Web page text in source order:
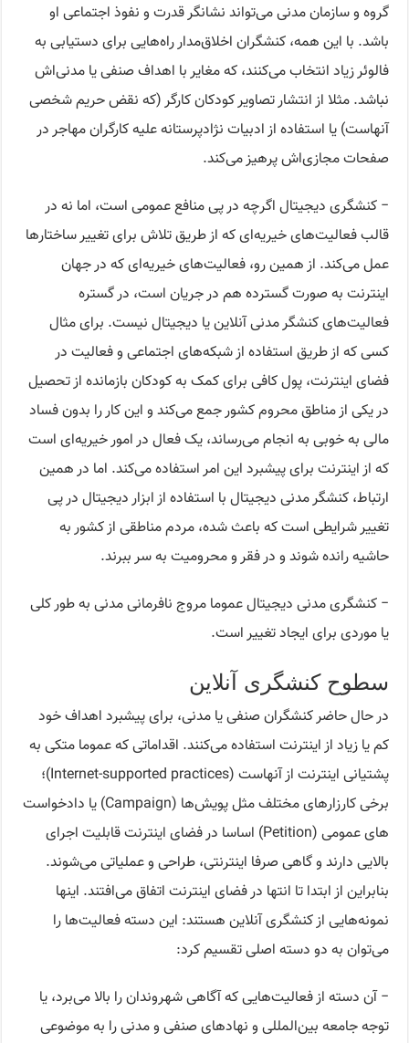
گروه و سازمان مدنی می‌تواند نشانگر قدرت و نفوذ اجتماعی او
باشد. با این همه، کنشگران اخلاق‌مدار راه‌هایی برای دستیابی به
فالوئر زیاد انتخاب می‌کنند، که مغایر با اهداف صنفی یا مدنی‌اش
نباشد. مثلا از انتشار تصاویر کودکان کارگر (که نقض حریم شخصی
آنهاست) یا استفاده از ادبیات نژادپرستانه علیه کارگران مهاجر در
صفحات مجازی‌اش پرهیز می‌کند.
− کنشگری دیجیتال اگرچه در پی منافع عمومی است، اما نه در
قالب فعالیت‌های خیریه‌ای که از طریق تلاش برای تغییر ساختارها
عمل می‌کند. از همین رو، فعالیت‌های خیریه‌ای که در جهان
اینترنت به صورت گسترده هم در جریان است، در گستره
فعالیت‌های کنشگر مدنی آنلاین یا دیجیتال نیست. برای مثال
کسی که از طریق استفاده از شبکه‌های اجتماعی و فعالیت در
فضای اینترنت، پول کافی برای کمک به کودکان بازمانده از تحصیل
در یکی از مناطق محروم کشور جمع می‌کند و این کار را بدون فساد
مالی به خوبی به انجام می‌رساند، یک فعال در امور خیریه‌ای است
که از اینترنت برای پیشبرد این امر استفاده می‌کند. اما در همین
ارتباط، کنشگر مدنی دیجیتال با استفاده از ابزار دیجیتال در پی
تغییر شرایطی است که باعث شده‌، مردم مناطقی از کشور به
حاشیه رانده شوند و در فقر و محرومیت به سر ببرند.
− کنشگری مدنی دیجیتال عموما مروج نافرمانی مدنی به طور کلی
یا موردی برای ایجاد تغییر است.
سطوح کنشگری آنلاین
در حال حاضر کنشگران صنفی یا مدنی، برای پیشبرد اهداف خود
کم یا زیاد از اینترنت استفاده می‌کنند. اقداماتی که عموما متکی به
پشتیانی اینترنت از آنهاست (Internet-supported practices)؛
برخی کارزارهای مختلف مثل پویش‌ها (Campaign) یا دادخواست
های عمومی (Petition) اساسا در فضای اینترنت قابلیت اجرای
بالایی دارند و گاهی صرفا اینترنتی، طراحی و عملیاتی می‌شوند.
بنابراین از ابتدا تا انتها در فضای اینترنت اتفاق می‌افتند. اینها
نمونه‌هایی از کنشگری آنلاین هستند: این دسته فعالیت‌ها را
می‌توان به دو دسته اصلی تقسیم کرد:
− آن دسته از فعالیت‌هایی که آگاهی شهروندان را بالا می‌برد، یا
توجه جامعه بین‌المللی و نهادهای صنفی و مدنی را به موضوعی